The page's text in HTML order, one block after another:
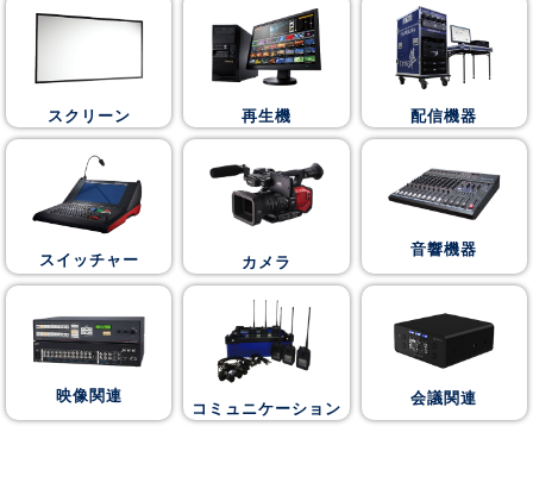
スクリーン 再生機 配信機器
スイッチャー カメラ
音響機器
映像関連
コミュニケーション 会議関連